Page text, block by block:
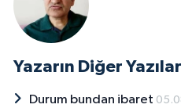
Yazarın Diğer
Durum bundan ibaret